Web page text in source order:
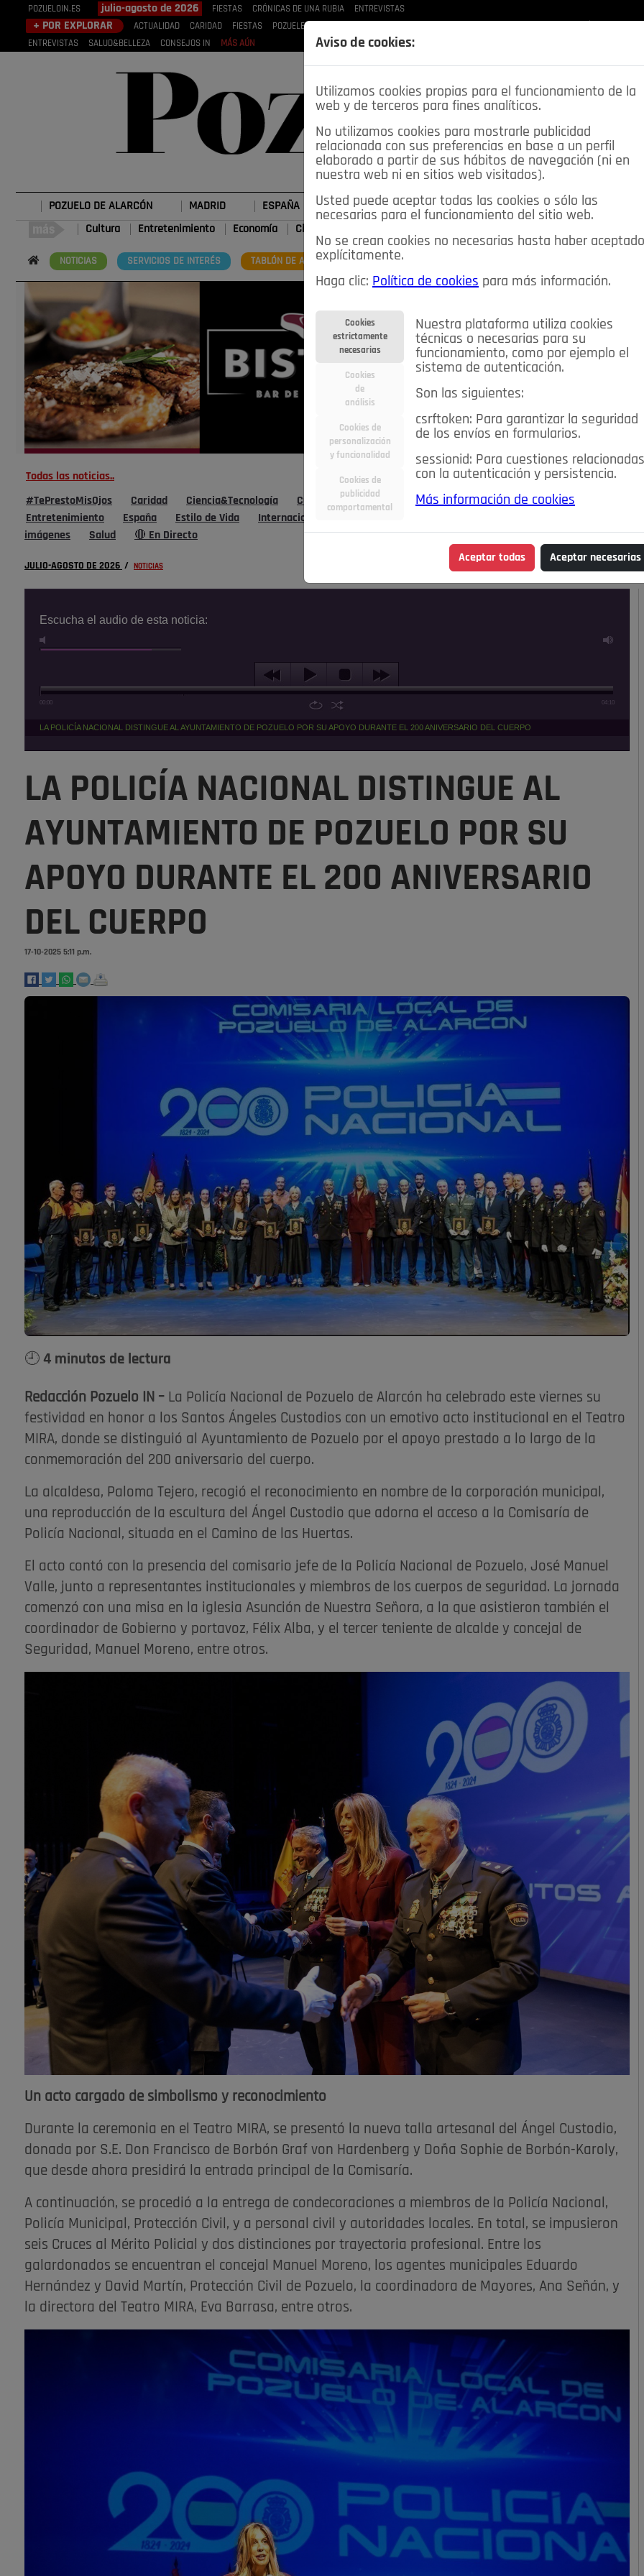
POZUELOIN.ES julio-agosto de 2026 FIESTAS CRÓNICAS DE UNA RUBIA ENTREVISTAS
+ POR EXPLORAR ACTUALIDAD CARIDAD FIESTAS POZUELEROS CRÓNICAS DE
ENTREVISTAS
SALUD&BELLEZA CONSEJOS IN MÁS AÚN
POZUELO DE ALARCÓN MADRID ESPAÑA DEPORTES OPINIÓN IN SALUD 🔴 EN DIRECTO
Cultura Entretenimiento Economía Ciencia&Tecnología
NOTICIAS SERVICIOS DE INTERÉS TABLÓN DE ANUNCIOS MIS ANUNCIOS
Todas las noticias..
#TePrestoMisOjos Caridad Ciencia&Tecnología Cultura Deportes Economía
Educación
Entretenimiento
España Estilo de Vida Internacional
imágenes
Salud 🔴 En Directo
JULIO-AGOSTO DE 2026 / NOTICIAS
Escucha el audio de esta noticia:
00:00 04:10
LA POLICÍA NACIONAL DISTINGUE AL AYUNTAMIENTO DE POZUELO POR SU APOYO DURANTE EL 200 ANIVERSARIO DEL CUERPO
LA POLICÍA NACIONAL DISTINGUE AL
AYUNTAMIENTO DE POZUELO POR SU
APOYO DURANTE EL 200 ANIVERSARIO
DEL CUERPO
17-10-2025 5:11 p.m.
🕘 4 minutos de lectura
Redacción Pozuelo IN – La Policía Nacional de Pozuelo de Alarcón ha celebrado este viernes su
festividad en honor a los Santos Ángeles Custodios con un emotivo acto institucional en el Teatro
MIRA, donde se distinguió al Ayuntamiento de Pozuelo por el apoyo prestado a lo largo de la
conmemoración del 200 aniversario del cuerpo.
La alcaldesa, Paloma Tejero, recogió el reconocimiento en nombre de la corporación municipal,
una reproducción de la escultura del Ángel Custodio que adorna el acceso a la Comisaría de
Policía Nacional, situada en el Camino de las Huertas.
El acto contó con la presencia del comisario jefe de la Policía Nacional de Pozuelo, José Manuel
Valle, junto a representantes institucionales y miembros de los cuerpos de seguridad. La jornada
comenzó con una misa en la iglesia Asunción de Nuestra Señora, a la que asistieron también el
coordinador de Gobierno y portavoz, Félix Alba, y el tercer teniente de alcalde y concejal de
Seguridad, Manuel Moreno, entre otros.
Un acto cargado de simbolismo y reconocimiento
Durante la ceremonia en el Teatro MIRA, se presentó la nueva talla artesanal del Ángel Custodio,
donada por S.E. Don Francisco de Borbón Graf von Hardenberg y Doña Sophie de Borbón-Karoly,
que desde ahora presidirá la entrada principal de la Comisaría.
A continuación, se procedió a la entrega de condecoraciones a miembros de la Policía Nacional,
Policía Municipal, Protección Civil, y a personal civil y autoridades locales. En total, se impusieron
seis Cruces al Mérito Policial y dos distinciones por trayectoria profesional. Entre los
galardonados se encuentran el concejal Manuel Moreno, los agentes municipales Eduardo
Hernández y David Martín, Protección Civil de Pozuelo, la coordinadora de Mayores, Ana Señán, y
la directora del Teatro MIRA, Eva Barrasa, entre otros.
Aviso de cookies:
Utilizamos cookies propias para el funcionamiento de la
web y de terceros para fines analíticos.
No utilizamos cookies para mostrarle publicidad
relacionada con sus preferencias en base a un perfil
elaborado a partir de sus hábitos de navegación (ni en
nuestra web ni en sitios web visitados).
Usted puede aceptar todas las cookies o sólo las
necesarias para el funcionamiento del sitio web.
No se crean cookies no necesarias hasta haber aceptado
explícitamente.
Haga clic: Política de cookies para más información.
Cookies
estrictamente
necesarias
Cookies
de
análisis
Cookies de
personalización
y funcionalidad
Cookies de
publicidad
comportamental
Nuestra plataforma utiliza cookies
técnicas o necesarias para su
funcionamiento, como por ejemplo el
sistema de autenticación.
Son las siguientes:
csrftoken: Para garantizar la seguridad
de los envíos en formularios.
sessionid: Para cuestiones relacionadas
con la autenticación y persistencia.
Más información de cookies
Aceptar todas Aceptar necesarias